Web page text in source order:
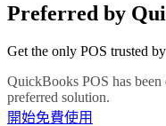
Preferred by
Get the only POS trusted
QuickBooks POS has
preferred solution.
開始免費使用